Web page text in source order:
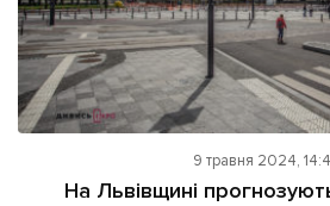
9 травня 2024,
На Львівщині